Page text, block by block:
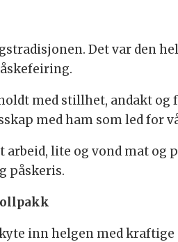
Det var den
med stillhet, andakt og
med ham som led for
lite og vond mat
påskeris.
inn helgen med kraftige